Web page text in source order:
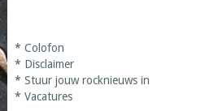
* Colofon
* Disclaimer
* Stuur jouw rocknieuws in
* Vacatures